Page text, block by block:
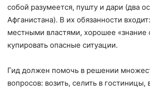
собой разумеется, пушту и дари (два
Афганистана). В их обязанности
местными властями, хорошее «знание
купировать опасные ситуации.
Гид должен помочь в решении
вопросов: возить, селить в гостиницы,